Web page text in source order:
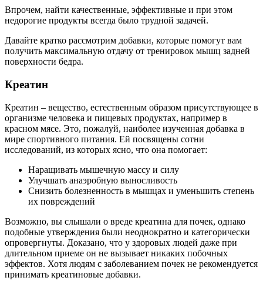
Впрочем, найти качественные, эффективные и при этом
недорогие продукты всегда было трудной задачей.
Давайте кратко рассмотрим добавки, которые помогут вам
получить максимальную отдачу от тренировок мышц задней
поверхности бедра.
Креатин
Креатин – вещество, естественным образом присутствующее в
организме человека и пищевых продуктах, например в
красном мясе. Это, пожалуй, наиболее изученная добавка в
мире спортивного питания. Ей посвящены сотни
исследований, из которых ясно, что она помогает:
Наращивать мышечную массу и силу
Улучшать анаэробную выносливость
Снизить болезненность в мышцах и уменьшить степень
их повреждений
Возможно, вы слышали о вреде креатина для почек, однако
подобные утверждения были неоднократно и категорически
опровергнуты. Доказано, что у здоровых людей даже при
длительном приеме он не вызывает никаких побочных
эффектов. Хотя людям с заболеванием почек не рекомендуется
принимать креатиновые добавки.